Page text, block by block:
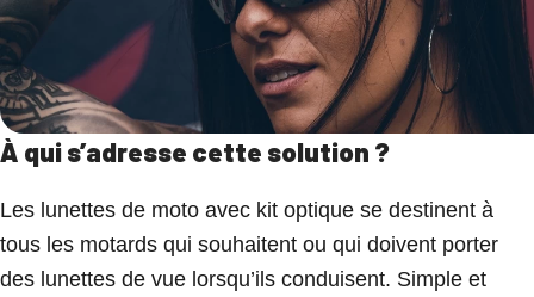
À qui s’adresse cette solution ?
Les lunettes de moto avec kit optique se destinent à
tous les motards qui souhaitent ou qui doivent porter
des lunettes de vue lorsqu’ils conduisent. Simple et